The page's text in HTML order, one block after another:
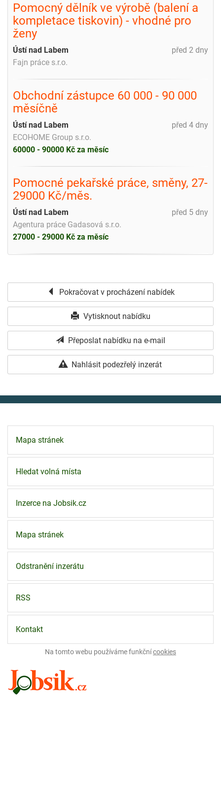
Pomocný dělník ve výrobě (balení a
kompletace tiskovin) - vhodné pro
ženy
před 2 dny
Ústí nad Labem
Fajn práce s.r.o.
Obchodní zástupce 60 000 - 90 000
měsíčně
před 4 dny
Ústí nad Labem
ECOHOME Group s.r.o.
60000 - 90000 Kč za měsíc
Pomocné pekařské práce, směny, 27-
29000 Kč/měs.
před 5 dny
Ústí nad Labem
Agentura práce Gadasová s.r.o.
27000 - 29000 Kč za měsíc
Pokračovat v procházení nabídek
Vytisknout nabídku
Přeposlat nabídku na e-mail
Nahlásit podezřelý inzerát
Mapa stránek
Hledat volná místa
Inzerce na Jobsik.cz
Mapa stránek
Odstranění inzerátu
RSS
Kontakt
Na tomto webu používáme funkčnícookies